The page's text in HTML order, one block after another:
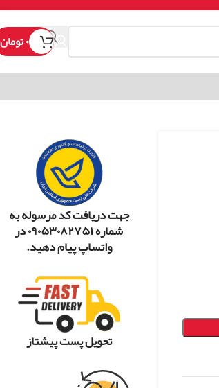
۰تومان
جهت دریافت کد مرسوله به
شماره ۰۹۰۵۳۰۸۲۷۵۱ در
واتساپ پیام دهید.
تحویل پست پیشتاز